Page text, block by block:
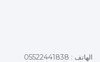
الهاتف : 05522441838